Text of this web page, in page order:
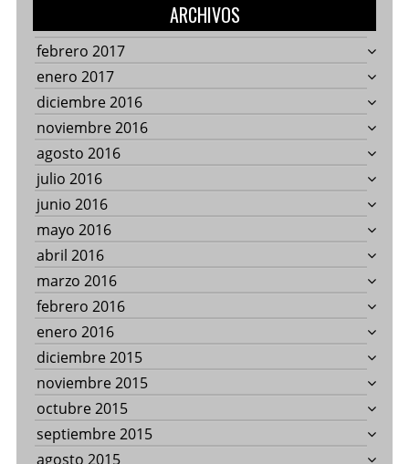
ARCHIVOS
febrero 2017
enero 2017
diciembre 2016
noviembre 2016
agosto 2016
julio 2016
junio 2016
mayo 2016
abril 2016
marzo 2016
febrero 2016
enero 2016
diciembre 2015
noviembre 2015
octubre 2015
septiembre 2015
agosto 2015